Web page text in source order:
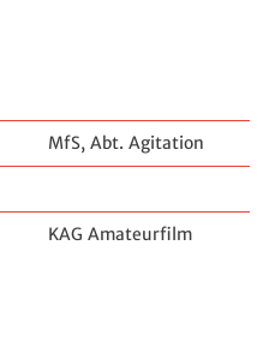
MfS, Abt. Agitation
KAG Amateurfilm